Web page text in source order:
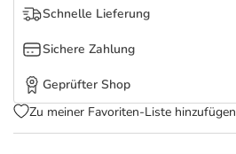
Schnelle Lieferung
Sichere Zahlung
Geprüfter Shop
Zu meiner Favoriten-Liste hinzufügen